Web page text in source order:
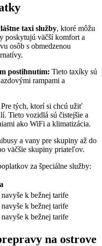
taxi služby, ktoré môžu
poskytujú väčší komfort a
osôb s obmedzenou
postihnutím: Tieto taxíky sú
rampami a
Pre tých, ktorí si chcú užiť
Tieto vozidlá sú čistejšie a
ako WiFi a klimatizácia.
a vany pre skupiny až do
väčšie skupiny priateľov.
za špeciálne služby:
navyše k bežnej tarife
k bežnej tarife
k bežnej tarife
na ostrove